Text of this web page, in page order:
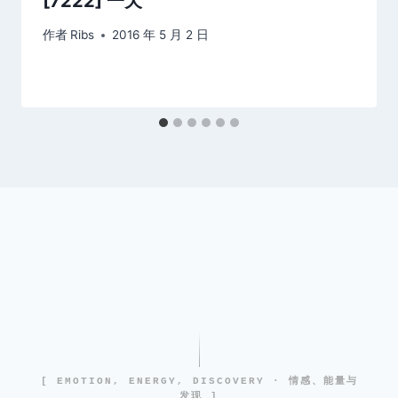
作者 Ribs 2016 年 5 月 2 日
[ EMOTION, ENERGY, DISCOVERY · 情感、能量与